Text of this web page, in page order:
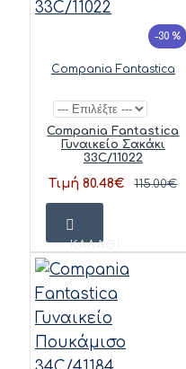
-30 %
Compania Fantastica
Compania Fantastica
Γυναικείο Σακάκι
33C/11022
Τιμή 80.48€ 115.00€
ΚΑΛΆΘΙ